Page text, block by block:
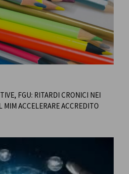
FGU: RITARDI CRONICI NEI
ACCELERARE ACCREDITO